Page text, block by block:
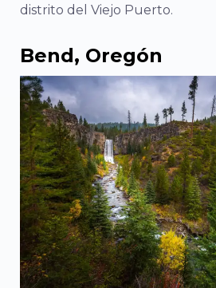
distrito del Viejo Puerto.
Bend, Oregón